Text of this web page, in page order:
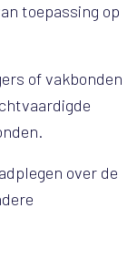
toepassing op
of vakbonden
over de